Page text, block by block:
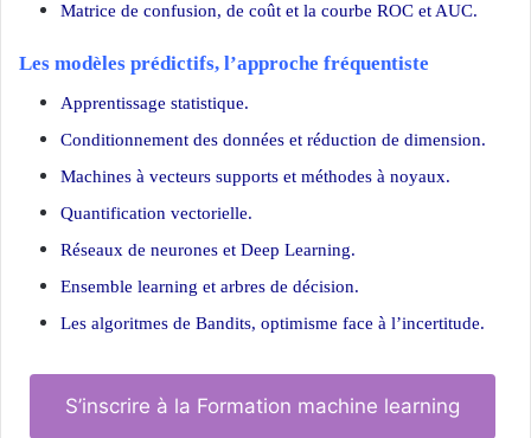
Matrice de confusion, de coût et la courbe ROC et AUC.
Les modèles prédictifs, l’approche fréquentiste
Apprentissage statistique.
Conditionnement des données et réduction de dimension.
Machines à vecteurs supports et méthodes à noyaux.
Quantification vectorielle.
Réseaux de neurones et Deep Learning.
Ensemble learning et arbres de décision.
Les algoritmes de Bandits, optimisme face à l’incertitude.
S’inscrire à la Formation machine learning